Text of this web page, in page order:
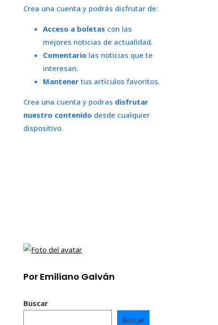
Crea una cuenta y podrás disfrutar de:
Acceso a boletas con las
mejores noticias de actualidad.
Comentario las noticias que te
interesan.
Mantener tus artículos favoritos.
Crea una cuenta y podras disfrutar
nuestro contenido desde cualquier
dispositivo.
Por Emiliano Galván
Buscar
Buscar